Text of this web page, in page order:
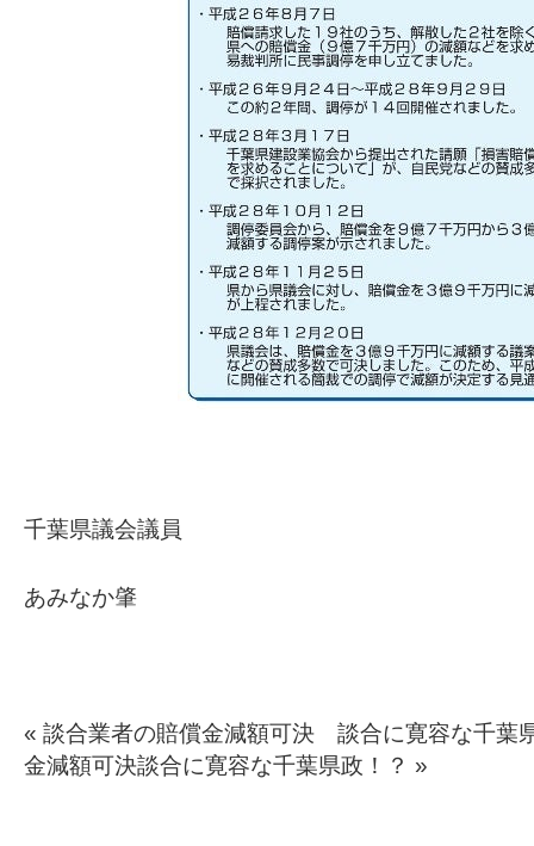
千葉県議会議員
あみなか肇
« 談合業者の賠償金減額可決 談合に寛容な千
金減額可決談合に寛容な千葉県政！？ »